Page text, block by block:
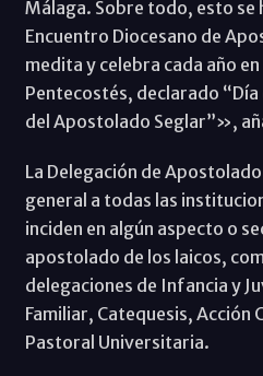
Málaga. Sobre todo, esto se
Encuentro Diocesano de
medita y celebra cada año
Pentecostés, declarado “Día
del Apostolado Seglar”»,
La Delegación de
general a todas las
inciden en algún aspecto o
apostolado de los laicos,
delegaciones de Infancia y
Familiar, Catequesis, Acción
Pastoral Universitaria.